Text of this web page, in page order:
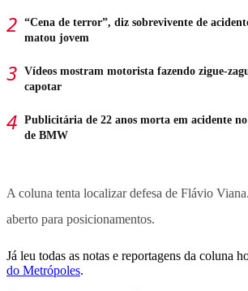
“Cena de terror”, diz sobrevivente de
matou jovem
Vídeos mostram motorista fazendo zigue-
capotar
Publicitária de 22 anos morta em acidente
de BMW
A coluna tenta localizar defesa de Flávio
aberto para posicionamentos.
Já leu todas as notas e reportagens da coluna
do Metrópoles.